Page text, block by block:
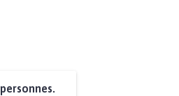
personnes.